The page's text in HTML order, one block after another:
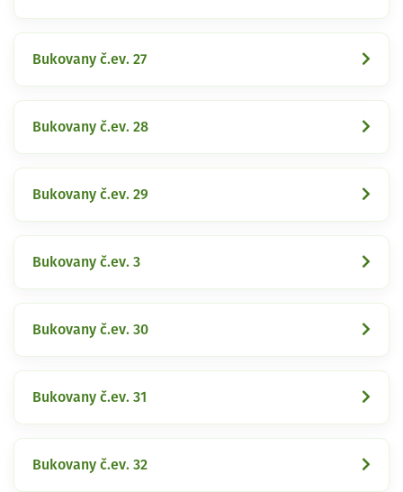
Bukovany č.ev. 27
Bukovany č.ev. 28
Bukovany č.ev. 29
Bukovany č.ev. 3
Bukovany č.ev. 30
Bukovany č.ev. 31
Bukovany č.ev. 32